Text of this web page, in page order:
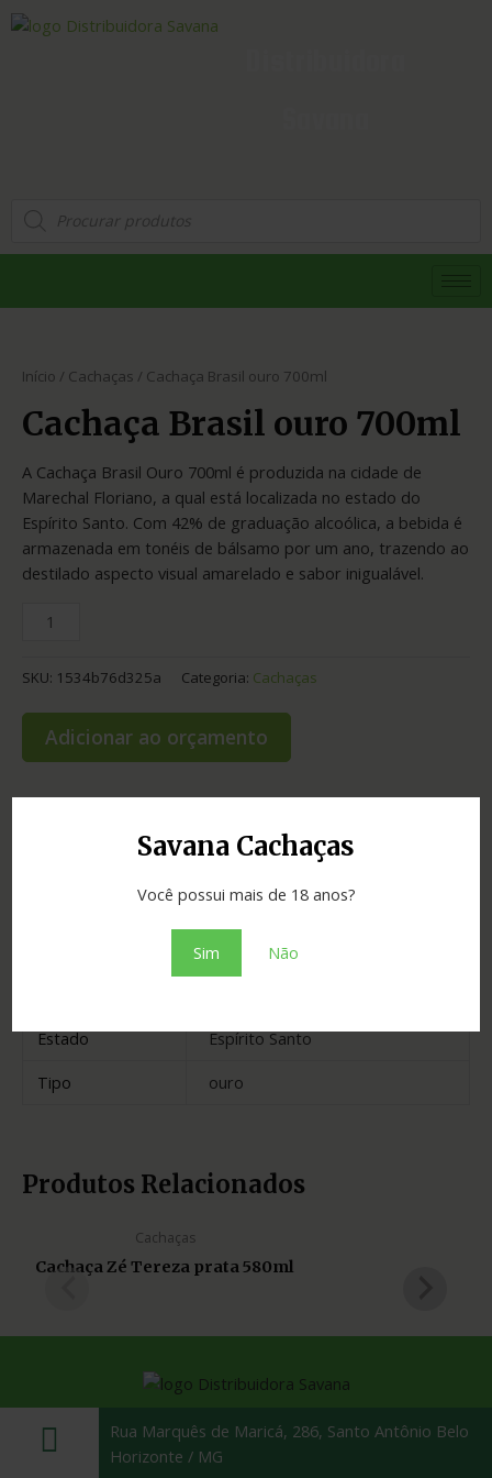
Savana Cachaças
Você possui mais de 18 anos?
Sim Não
Início / Cachaças / Cachaça Brasil ouro 700ml
Cachaça Brasil ouro 700ml
A Cachaça Brasil Ouro 700ml é produzida na cidade de
Marechal Floriano, a qual está localizada no estado do
Espírito Santo. Com 42% de graduação alcoólica, a bebida é
armazenada em tonéis de bálsamo por um ano, trazendo ao
destilado aspecto visual amarelado e sabor inigualável.
SKU: 1534b76d325a Categoria: Cachaças
Adicionar ao orçamento
Informação adicional
43.00
Vila Velha
Estado
Espírito Santo
Tipo
ouro
Produtos Relacionados
Cachaças
Cachaça Zé Tereza prata 580ml
Rua Marquês de Maricá, 286, Santo Antônio Belo
Horizonte / MG